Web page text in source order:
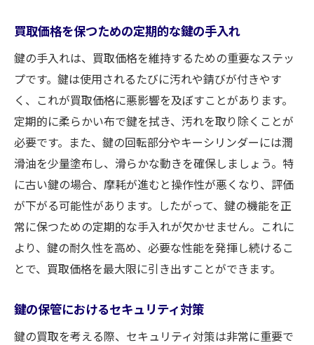
買取価格を保つための定期的な鍵の手入れ
鍵の手入れは、買取価格を維持するための重要なステッ
プです。鍵は使用されるたびに汚れや錆びが付きやす
く、これが買取価格に悪影響を及ぼすことがあります。
定期的に柔らかい布で鍵を拭き、汚れを取り除くことが
必要です。また、鍵の回転部分やキーシリンダーには潤
滑油を少量塗布し、滑らかな動きを確保しましょう。特
に古い鍵の場合、摩耗が進むと操作性が悪くなり、評価
が下がる可能性があります。したがって、鍵の機能を正
常に保つための定期的な手入れが欠かせません。これに
より、鍵の耐久性を高め、必要な性能を発揮し続けるこ
とで、買取価格を最大限に引き出すことができます。
鍵の保管におけるセキュリティ対策
鍵の買取を考える際、セキュリティ対策は非常に重要で